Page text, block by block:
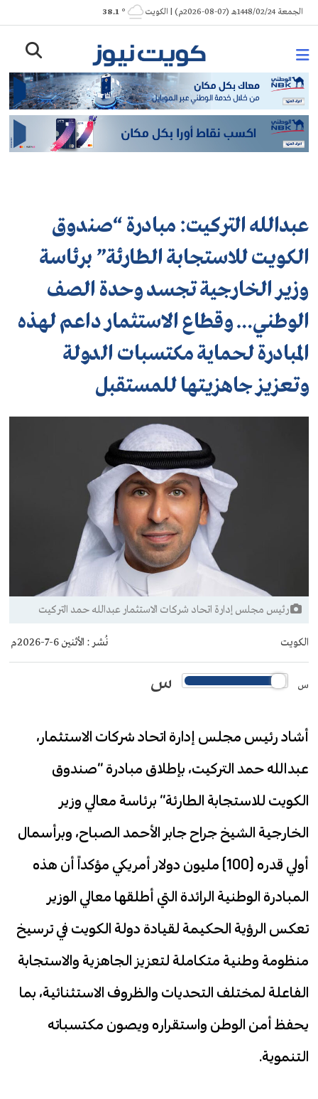
Skip
to
الجمعة 1448/02/24هـ (07-08-2026م) | الكويت ° 38.1
عبدالله التركيت: مبادرة “صندوق
الكويت للاستجابة الطارئة” برئاسة
وزير الخارجية تجسد وحدة الصف
الوطني… وقطاع الاستثمار داعم لهذه
المبادرة لحماية مكتسبات الدولة
وتعزيز جاهزيتها للمستقبل
رئيس مجلس إدارة اتحاد شركات الاستثمار عبدالله حمد التركيت
الكويت نُشر : الأثنين 6-7-2026م
س س
أشاد رئيس مجلس إدارة اتحاد شركات الاستثمار،
عبدالله حمد التركيت، بإطلاق مبادرة “صندوق
الكويت للاستجابة الطارئة” برئاسة معالي وزير
الخارجية الشيخ جراح جابر الأحمد الصباح، وبرأسمال
أولي قدره (100) مليون دولار أمريكي مؤكداً أن هذه
المبادرة الوطنية الرائدة التي أطلقها معالي الوزير
تعكس الرؤية الحكيمة لقيادة دولة الكويت في ترسيخ
منظومة وطنية متكاملة لتعزيز الجاهزية والاستجابة
الفاعلة لمختلف التحديات والظروف الاستثنائية، بما
يحفظ أمن الوطن واستقراره ويصون مكتسباته
التنموية.